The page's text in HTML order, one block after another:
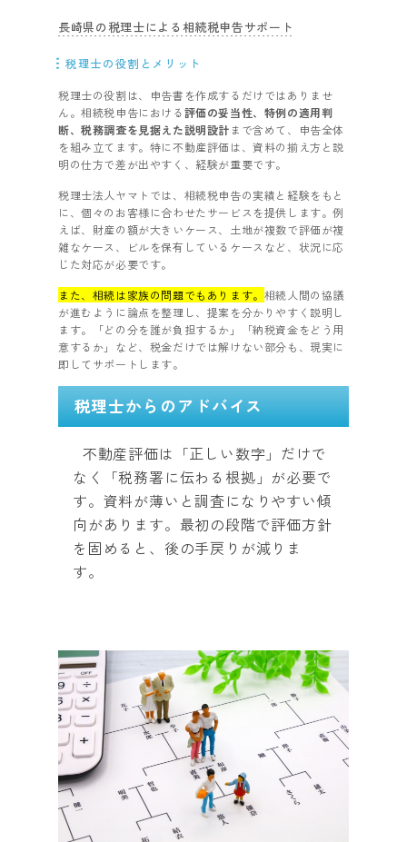
長崎県の税理士による相続税申告サポート
税理士の役割とメリット
税理士の役割は、申告書を作成するだけではありませ
ん。相続税申告における評価の妥当性、特例の適用判
断、税務調査を見据えた説明設計まで含めて、申告全体
を組み立てます。特に不動産評価は、資料の揃え方と説
明の仕方で差が出やすく、経験が重要です。
税理士法人ヤマトでは、相続税申告の実績と経験をもと
に、個々のお客様に合わせたサービスを提供します。例
えば、財産の額が大きいケース、土地が複数で評価が複
雑なケース、ビルを保有しているケースなど、状況に応
じた対応が必要です。
また、相続は家族の問題でもあります。 相続人間の協議
が進むように論点を整理し、提案を分かりやすく説明し
ます。「どの分を誰が負担するか」「納税資金をどう用
意するか」など、税金だけでは解けない部分も、現実に
即してサポートします。
税理士からのアドバイス
不動産評価は「正しい数字」だけで
なく「税務署に伝わる根拠」が必要で
す。資料が薄いと調査になりやすい傾
向があります。最初の段階で評価方針
を固めると、後の手戻りが減りま
す。